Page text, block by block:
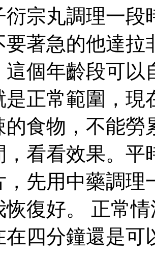
衍宗丸調理一
要著急的他達拉
這個年齡段可以
是正常範圍，現
的食物，不能勞
，看看效果。平
，先用中藥調理
恢復好。 正常
在四分鐘還是